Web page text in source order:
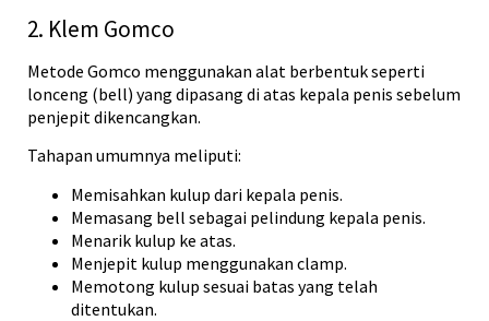
2. Klem Gomco
Metode Gomco menggunakan alat berbentuk seperti
lonceng (bell) yang dipasang di atas kepala penis sebelum
penjepit dikencangkan.
Tahapan umumnya meliputi:
Memisahkan kulup dari kepala penis.
Memasang bell sebagai pelindung kepala penis.
Menarik kulup ke atas.
Menjepit kulup menggunakan clamp.
Memotong kulup sesuai batas yang telah
ditentukan.